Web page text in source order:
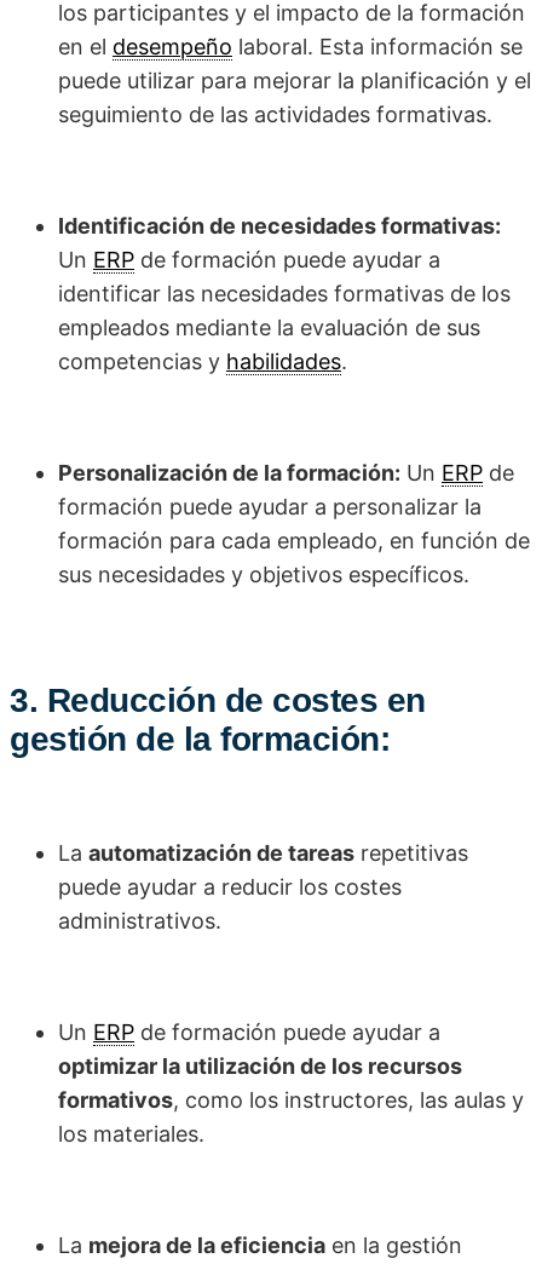
los participantes y el impacto de la formación
en el desempeño laboral. Esta información se
puede utilizar para mejorar la planificación y el
seguimiento de las actividades formativas.
Identificación de necesidades formativas:
Un ERP de formación puede ayudar a
identificar las necesidades formativas de los
empleados mediante la evaluación de sus
competencias y habilidades.
Personalización de la formación: Un ERP de
formación puede ayudar a personalizar la
formación para cada empleado, en función de
sus necesidades y objetivos específicos.
3. Reducción de costes en
gestión de la formación:
La automatización de tareas repetitivas
puede ayudar a reducir los costes
administrativos.
Un ERP de formación puede ayudar a
optimizar la utilización de los recursos
formativos, como los instructores, las aulas y
los materiales.
La mejora de la eficiencia en la gestión